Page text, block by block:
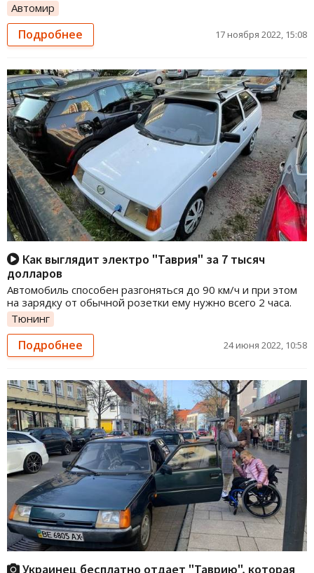
Автомир
Подробнее 17 ноября 2022, 15:08
Как выглядит электро "Таврия" за 7 тысяч
долларов
Автомобиль способен разгоняться до 90 км/ч и при этом
на зарядку от обычной розетки ему нужно всего 2 часа.
Тюнинг
Подробнее 24 июня 2022, 10:58
Украинец бесплатно отдает "Таврию", которая